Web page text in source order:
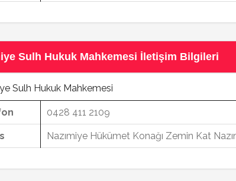
Sulh Hukuk Mahkemesi İletişim Bilgileri
Sulh Hukuk Mahkemesi
0428 411 2109
Nazımiye Hükümet Konağı Zemin Kat